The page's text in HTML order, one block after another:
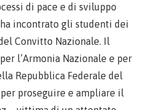
di pace e di sviluppo
incontrato gli studenti dei
Convitto Nazionale. Il
l’Armonia Nazionale e per
Repubblica Federale del
proseguire e ampliare il